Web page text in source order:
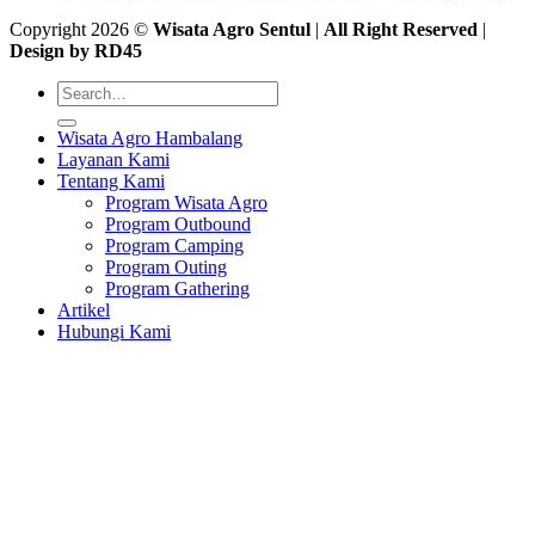
Copyright 2026 © Wisata Agro Sentul | All Right Reserved |
Design by RD45
Wisata Agro Hambalang
Layanan Kami
Tentang Kami
Program Wisata Agro
Program Outbound
Program Camping
Program Outing
Program Gathering
Artikel
Hubungi Kami